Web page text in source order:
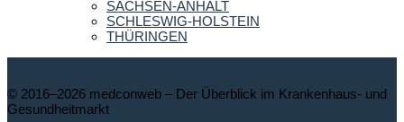
SACHSEN-ANHALT
SCHLESWIG-HOLSTEIN
THÜRINGEN
© 2016–2026 medconweb – Der Überblick im Krankenhaus- und
Gesundheitmarkt